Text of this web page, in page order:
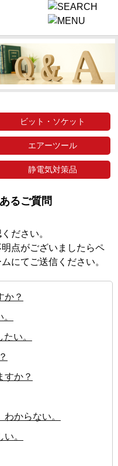
ビット・ソケット
エアーツール
静電気対策品
るご質問
ださい。
点がございましたらペ
にてご送信ください。
か？
い。
すか？
からない。
。